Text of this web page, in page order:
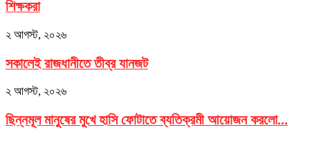
শিক্ষকরা
২ আগস্ট, ২০২৬
সকালেই রাজধানীতে তীব্র যানজট
২ আগস্ট, ২০২৬
ছিন্নমূল মানুষের মুখে হাসি ফোটাতে ব্যতিক্রমী আয়োজন করলো...